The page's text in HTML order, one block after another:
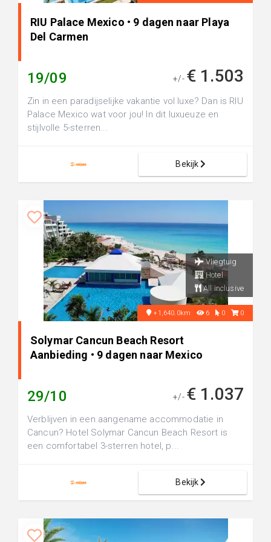
RIU Palace Mexico • 9 dagen naar Playa
Del Carmen
19/09 +/- € 1.503
Zin in een paradijselijke vakantie vol luxe? Dan is RIU
Palace Mexico wat voor jou! In dit luxueuze en
stijlvolle 5-sterren...
Bekijk
Vliegtuig
Hotel
All inclusive
+1,640.0km 6 0 0
Solymar Cancun Beach Resort
Aanbieding • 9 dagen naar Mexico
29/10 +/- € 1.037
Verblijven in een aangename accommodatie in
Cancun? Hotel Solymar Cancun Beach Resort is
een comfortabel 3-sterren hotel, p...
Bekijk